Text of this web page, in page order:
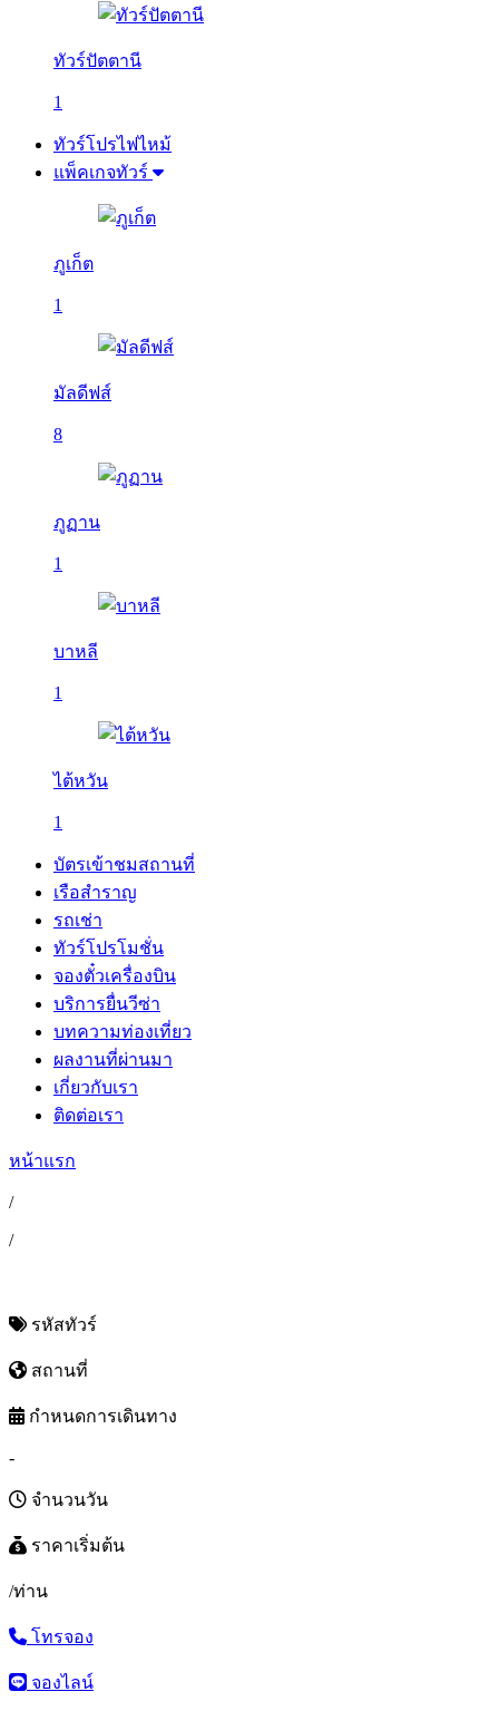
ทัวร์ปัตตานี
1
ทัวร์โปรไฟไหม้
แพ็คเกจทัวร์
ภูเก็ต
1
มัลดีฟส์
8
ภูฏาน
1
บาหลี
1
ไต้หวัน
1
บัตรเข้าชมสถานที่
เรือสำราญ
รถเช่า
ทัวร์โปรโมชั่น
จองตั๋วเครื่องบิน
บริการยื่นวีซ่า
บทความท่องเที่ยว
ผลงานที่ผ่านมา
เกี่ยวกับเรา
ติดต่อเรา
หน้าแรก
/
/
รหัสทัวร์
สถานที่
กำหนดการเดินทาง
-
จำนวนวัน
ราคาเริ่มต้น
/ท่าน
โทรจอง
จองไลน์